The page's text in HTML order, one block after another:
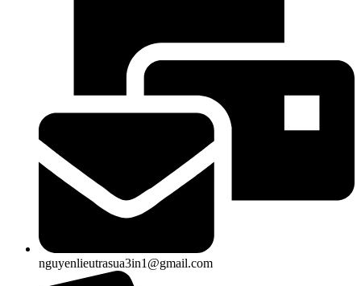
nguyenlieutrasua3in1@gmail.com